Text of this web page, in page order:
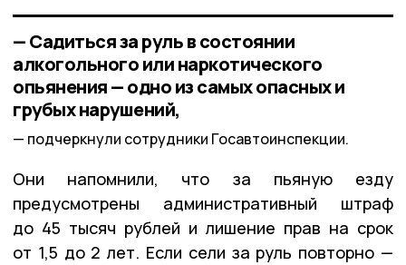
— Садиться за руль в состоянии
алкогольного или наркотического
опьянения — одно из самых опасных и
грубых нарушений,
подчеркнули сотрудники Госавтоинспекции.
Они напомнили, что за пьяную езду
предусмотрены административный штраф
до 45 тысяч рублей и лишение прав на срок
от 1,5 до 2 лет. Если сели за руль повторно —